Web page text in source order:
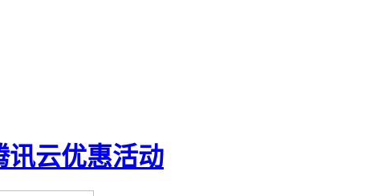
讯云优惠活动